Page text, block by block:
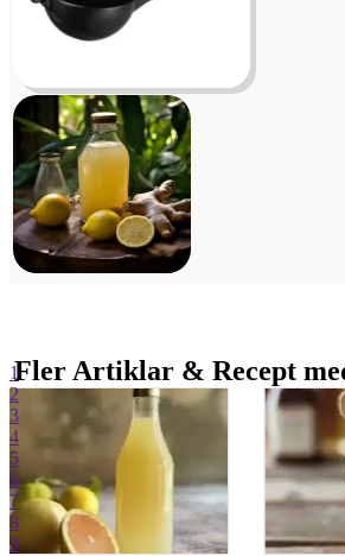
Fler Artiklar & Recept
1
2
3
4
5
6
7
8
9